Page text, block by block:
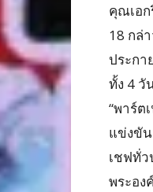
คุณเอก
18 กล่
ประกา
ทั้ง 4 วั
“พาร์ต
แข่งขัน
เชฟทั่ว
พระอง